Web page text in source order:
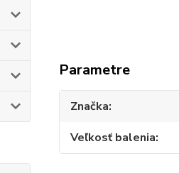
Parametre
Značka
Veľkosť balenia